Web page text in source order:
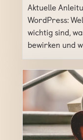
Aktuelle
WordPress:
wichtig sind,
bewirken und